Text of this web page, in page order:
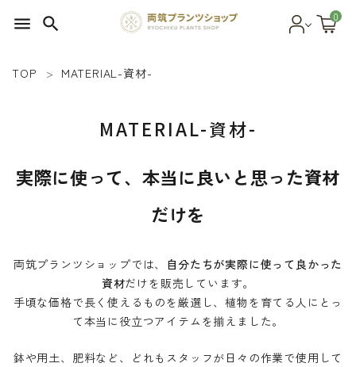
menu search 0
SEED 植物のタネ
PLANT 植物
OTHER 雑貨
FOOD 食品
TOP MATERIAL-資材-
MATERIAL-資材-
実際に使って、本当に良いと思った資材
だけを
両筑プランツショップでは、 自分たちが実際に使って良かった
資材だけを販売しています。
手頃な価格で長く使えるものを厳選し、植物を育てる人にとっ
て本当に役立つアイテムを揃えました。
鉢や用土、肥料など、どれもスタッフが日々の作業で使用して